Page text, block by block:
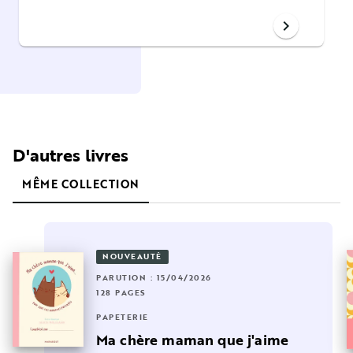
chevron_right
D'autres livres
MÊME COLLECTION
NOUVEAUTÉ
PARUTION : 15/04/2026
128 PAGES
PAPETERIE
Ma chère maman que j'aime